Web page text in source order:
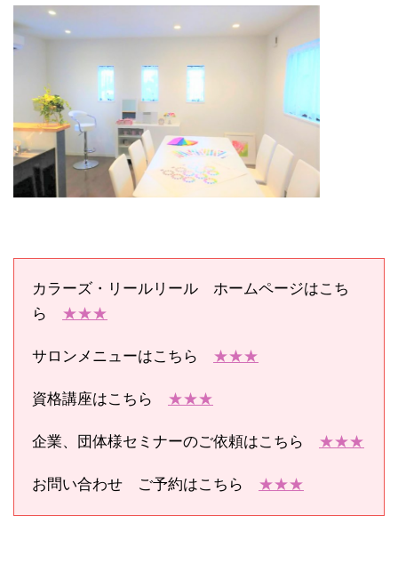
カラーズ・リールリール ホームページはこち
ら ★★★
サロンメニューはこちら ★★★
資格講座はこちら ★★★
企業、団体様セミナーのご依頼はこちら ★★★
お問い合わせ ご予約はこちら ★★★